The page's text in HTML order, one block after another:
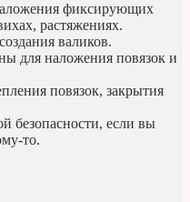
фиксирующих
растяжениях.
валиков.
для наложения повязок и
повязок, закрытия
безопасности, если вы
то.